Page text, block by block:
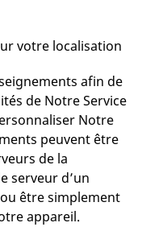
votre localisation
afin de
de Notre Service
Notre
peuvent être
de la
serveur d’un
être simplement
appareil.